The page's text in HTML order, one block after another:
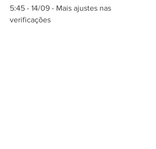
5:45 - 14/09 - Mais ajustes nas
verificações
Leia Mais